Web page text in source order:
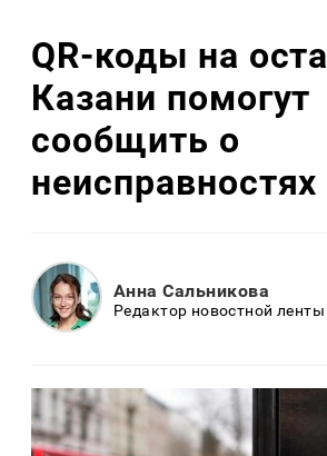
QR-коды на
Казани помогут
сообщить о
неисправностях
Анна Сальникова
Редактор новостной ленты